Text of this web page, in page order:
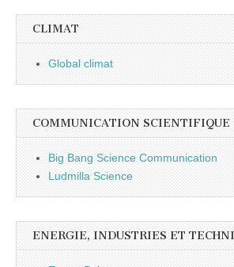
CLIMAT
Global climat
COMMUNICATION SCIENTIFIQUE
Big Bang Science Communication
Ludmilla Science
ENERGIE, INDUSTRIES ET